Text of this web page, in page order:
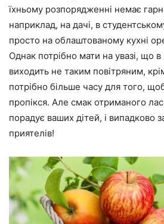
їхньому розпорядженні немає
наприклад, на дачі, в
просто на облаштованому кухні
Однак потрібно мати на увазі, що
виходить не таким повітряним,
потрібно більше часу для того,
пропікся. Але смак отриманого
порадує ваших дітей, і випадково
приятелів!